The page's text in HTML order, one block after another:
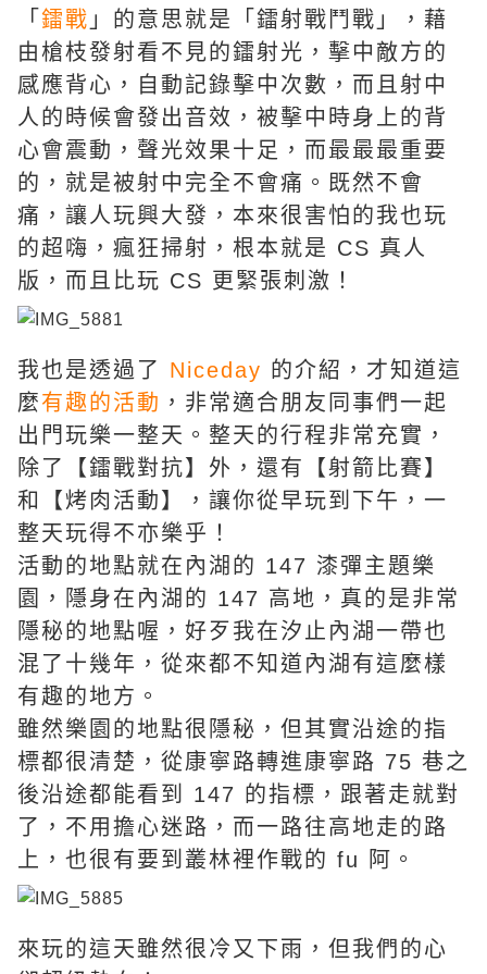
「 鐳戰 」的意思就是「鐳射戰鬥戰」，藉
由槍枝發射看不見的鐳射光，擊中敵方的
感應背心，自動記錄擊中次數，而且射中
人的時候會發出音效，被擊中時身上的背
心會震動，聲光效果十足，而最最最重要
的，就是被射中完全不會痛。既然不會
痛，讓人玩興大發，本來很害怕的我也玩
的超嗨，瘋狂掃射，根本就是 CS 真人
版，而且比玩 CS 更緊張刺激！
我也是透過了 Niceday 的介紹，才知道這
麼有趣的活動 ，非常適合朋友同事們一起
出門玩樂一整天。整天的行程非常充實，
除了【鐳戰對抗】外，還有【射箭比賽】
和【烤肉活動】，讓你從早玩到下午，一
整天玩得不亦樂乎！
活動的地點就在內湖的 147 漆彈主題樂
園，隱身在內湖的 147 高地，真的是非常
隱秘的地點喔，好歹我在汐止內湖一帶也
混了十幾年，從來都不知道內湖有這麼樣
有趣的地方。
雖然樂園的地點很隱秘，但其實沿途的指
標都很清楚，從康寧路轉進康寧路 75 巷之
後沿途都能看到 147 的指標，跟著走就對
了，不用擔心迷路，而一路往高地走的路
上，也很有要到叢林裡作戰的 fu 阿。
來玩的這天雖然很冷又下雨，但我們的心